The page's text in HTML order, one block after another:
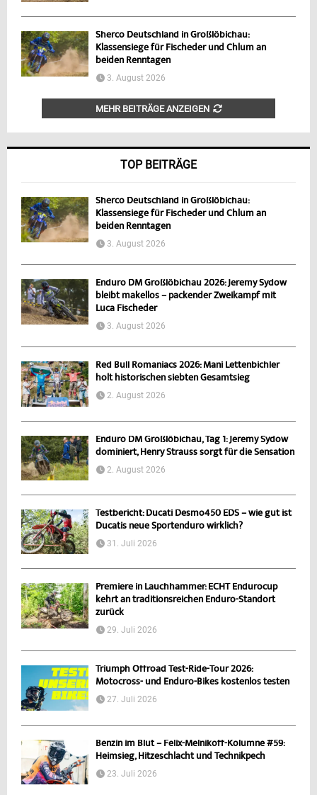
Sherco Deutschland in Großlöbichau:
Klassensiege für Fischeder und Chlum an
beiden Renntagen
3. August 2026
MEHR BEITRÄGE ANZEIGEN
TOP BEITRÄGE
Sherco Deutschland in Großlöbichau:
Klassensiege für Fischeder und Chlum an
beiden Renntagen
3. August 2026
Enduro DM Großlöbichau 2026: Jeremy Sydow
bleibt makellos – packender Zweikampf mit
Luca Fischeder
3. August 2026
Red Bull Romaniacs 2026: Mani Lettenbichler
holt historischen siebten Gesamtsieg
2. August 2026
Enduro DM Großlöbichau, Tag 1: Jeremy Sydow
dominiert, Henry Strauss sorgt für die Sensation
2. August 2026
Testbericht: Ducati Desmo450 EDS – wie gut ist
Ducatis neue Sportenduro wirklich?
31. Juli 2026
Premiere in Lauchhammer: ECHT Endurocup
kehrt an traditionsreichen Enduro-Standort
zurück
29. Juli 2026
Triumph Offroad Test-Ride-Tour 2026:
Motocross- und Enduro-Bikes kostenlos testen
27. Juli 2026
Benzin im Blut – Felix-Melnikoff-Kolumne #59:
Heimsieg, Hitzeschlacht und Technikpech
23. Juli 2026